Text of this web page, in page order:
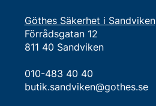
Göthes Säkerhet i Sandviken
Förrådsgatan 12
811 40 Sandviken
010-483 40 40
butik.sandviken@gothes.se